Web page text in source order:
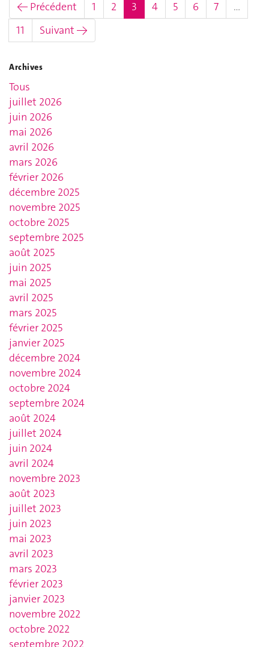
← Précédent 1 2 3 (actuel)
4 5 6 7
…
11
Suivant →
Archives
Tous
juillet 2026
juin 2026
mai 2026
avril 2026
mars 2026
février 2026
décembre 2025
novembre 2025
octobre 2025
septembre 2025
août 2025
juin 2025
mai 2025
avril 2025
mars 2025
février 2025
janvier 2025
décembre 2024
novembre 2024
octobre 2024
septembre 2024
août 2024
juillet 2024
juin 2024
avril 2024
novembre 2023
août 2023
juillet 2023
juin 2023
mai 2023
avril 2023
mars 2023
février 2023
janvier 2023
novembre 2022
octobre 2022